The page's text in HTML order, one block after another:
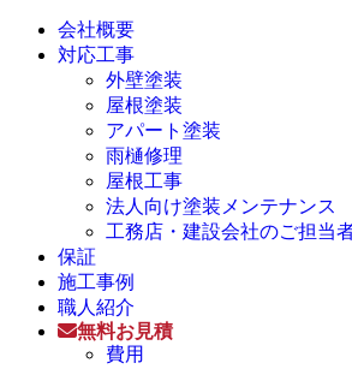
会社概要
対応工事
外壁塗装
屋根塗装
アパート塗装
雨樋修理
屋根工事
法人向け塗装メンテナンス
工務店・建設会社のご担当
保証
施工事例
職人紹介
無料お見積
費用